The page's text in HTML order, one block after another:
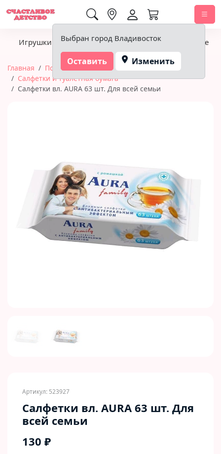
Выбран город Владивосток
Оставить Изменить
Игрушки Детское питание Подгузники, гигиена
Главная
Подгузники, гигиена
Салфетки и туалетная бумага
Салфетки вл. AURA 63 шт. Для всей семьи
Previous
Артикул: 523927
Салфетки вл. AURA 63 шт. Для
всей семьи
130 ₽